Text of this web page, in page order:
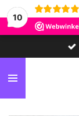
10